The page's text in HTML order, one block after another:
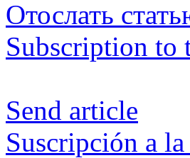
Отослать
Subscription to
Send article
Suscripción a